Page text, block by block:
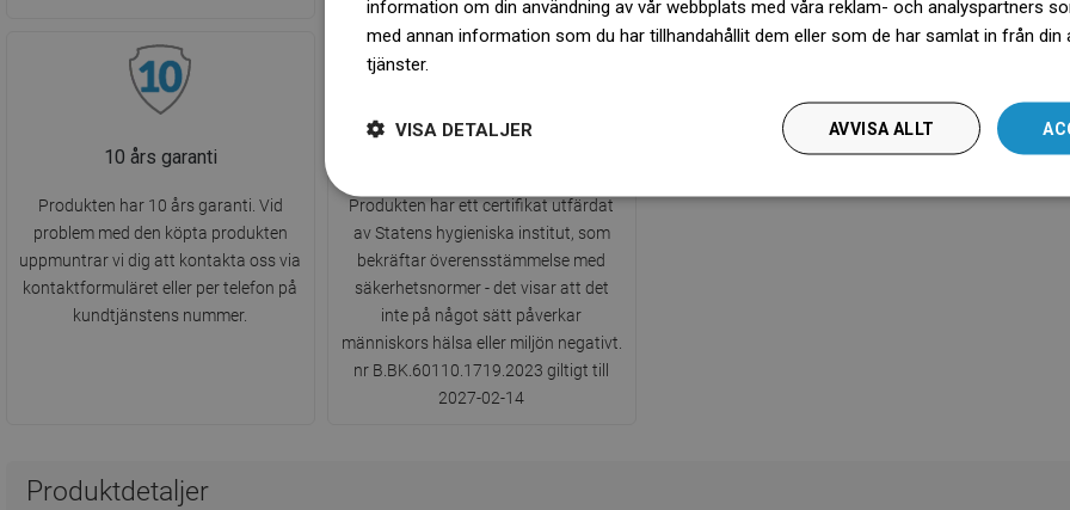
10 års garanti
Produkten har 10 års garanti. Vid
problem med den köpta produkten
uppmuntrar vi dig att kontakta oss via
kontaktformuläret eller per telefon på
kundtjänstens nummer.
Produkten har ett certifikat utfärdat
av Statens hygieniska institut, som
bekräftar överensstämmelse med
säkerhetsnormer - det visar att det
inte på något sätt påverkar
människors hälsa eller miljön negativt.
nr B.BK.60110.1719.2023 giltigt till
2027-02-14
Produktdetaljer
information om din användning av vår webbplats med våra reklam- och analyspartners
med annan information som du har tillhandahållit dem eller som de har samlat in från din
tjänster.
AVVISA ALLT
VISA DETALJER